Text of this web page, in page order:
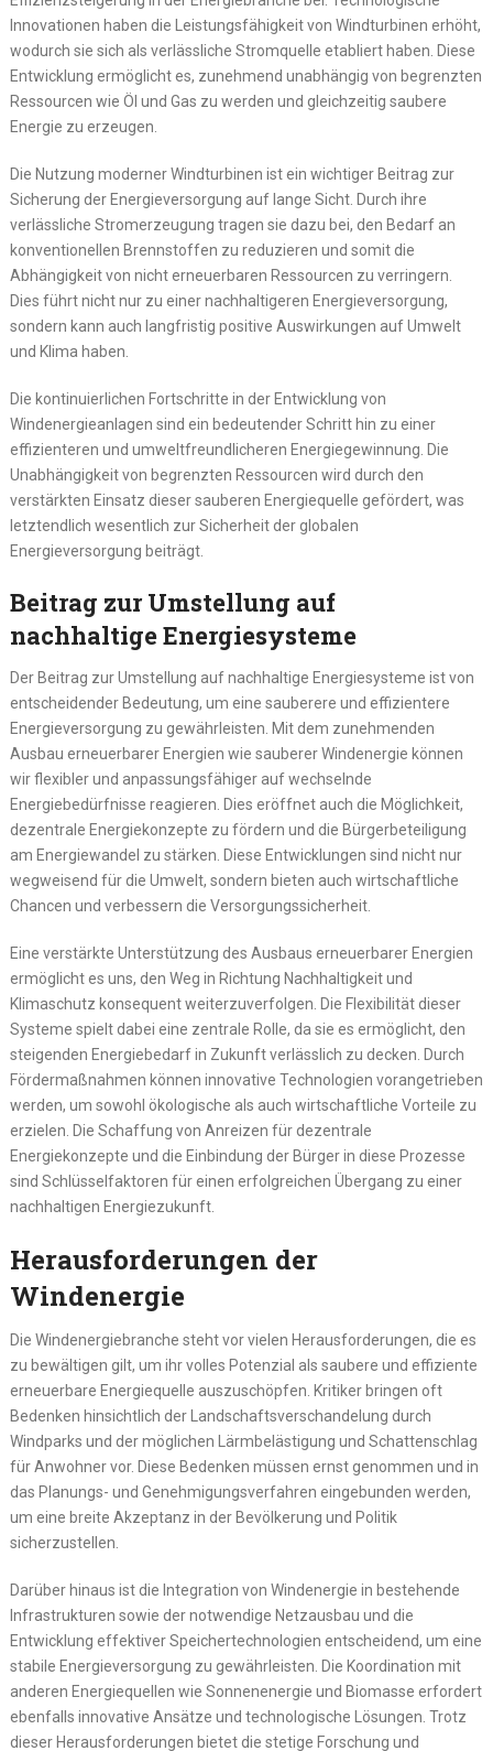
Innovationen haben die Leistungsfähigkeit von Windturbinen erhöht,
wodurch sie sich als verlässliche Stromquelle etabliert haben. Diese
Entwicklung ermöglicht es, zunehmend unabhängig von begrenzten
Ressourcen wie Öl und Gas zu werden und gleichzeitig saubere
Energie zu erzeugen.
Die Nutzung moderner Windturbinen ist ein wichtiger Beitrag zur
Sicherung der Energieversorgung auf lange Sicht. Durch ihre
verlässliche Stromerzeugung tragen sie dazu bei, den Bedarf an
konventionellen Brennstoffen zu reduzieren und somit die
Abhängigkeit von nicht erneuerbaren Ressourcen zu verringern.
Dies führt nicht nur zu einer nachhaltigeren Energieversorgung,
sondern kann auch langfristig positive Auswirkungen auf Umwelt
und Klima haben.
Die kontinuierlichen Fortschritte in der Entwicklung von
Windenergieanlagen sind ein bedeutender Schritt hin zu einer
effizienteren und umweltfreundlicheren Energiegewinnung. Die
Unabhängigkeit von begrenzten Ressourcen wird durch den
verstärkten Einsatz dieser sauberen Energiequelle gefördert, was
letztendlich wesentlich zur Sicherheit der globalen
Energieversorgung beiträgt.
Beitrag zur Umstellung auf
nachhaltige Energiesysteme
Der Beitrag zur Umstellung auf nachhaltige Energiesysteme ist von
entscheidender Bedeutung, um eine sauberere und effizientere
Energieversorgung zu gewährleisten. Mit dem zunehmenden
Ausbau erneuerbarer Energien wie sauberer Windenergie können
wir flexibler und anpassungsfähiger auf wechselnde
Energiebedürfnisse reagieren. Dies eröffnet auch die Möglichkeit,
dezentrale Energiekonzepte zu fördern und die Bürgerbeteiligung
am Energiewandel zu stärken. Diese Entwicklungen sind nicht nur
wegweisend für die Umwelt, sondern bieten auch wirtschaftliche
Chancen und verbessern die Versorgungssicherheit.
Eine verstärkte Unterstützung des Ausbaus erneuerbarer Energien
ermöglicht es uns, den Weg in Richtung Nachhaltigkeit und
Klimaschutz konsequent weiterzuverfolgen. Die Flexibilität dieser
Systeme spielt dabei eine zentrale Rolle, da sie es ermöglicht, den
steigenden Energiebedarf in Zukunft verlässlich zu decken. Durch
Fördermaßnahmen können innovative Technologien vorangetrieben
werden, um sowohl ökologische als auch wirtschaftliche Vorteile zu
erzielen. Die Schaffung von Anreizen für dezentrale
Energiekonzepte und die Einbindung der Bürger in diese Prozesse
sind Schlüsselfaktoren für einen erfolgreichen Übergang zu einer
nachhaltigen Energiezukunft.
Herausforderungen der
Windenergie
Die Windenergiebranche steht vor vielen Herausforderungen, die es
zu bewältigen gilt, um ihr volles Potenzial als saubere und effiziente
erneuerbare Energiequelle auszuschöpfen. Kritiker bringen oft
Bedenken hinsichtlich der Landschaftsverschandelung durch
Windparks und der möglichen Lärmbelästigung und Schattenschlag
für Anwohner vor. Diese Bedenken müssen ernst genommen und in
das Planungs- und Genehmigungsverfahren eingebunden werden,
um eine breite Akzeptanz in der Bevölkerung und Politik
sicherzustellen.
Darüber hinaus ist die Integration von Windenergie in bestehende
Infrastrukturen sowie der notwendige Netzausbau und die
Entwicklung effektiver Speichertechnologien entscheidend, um eine
stabile Energieversorgung zu gewährleisten. Die Koordination mit
anderen Energiequellen wie Sonnenenergie und Biomasse erfordert
ebenfalls innovative Ansätze und technologische Lösungen. Trotz
dieser Herausforderungen bietet die stetige Forschung und